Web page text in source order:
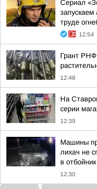
Сериал
труде
12:54
Грант РНФ
12:48
На
серии
12:39
Машины
лихач не
в отбойник
12:30